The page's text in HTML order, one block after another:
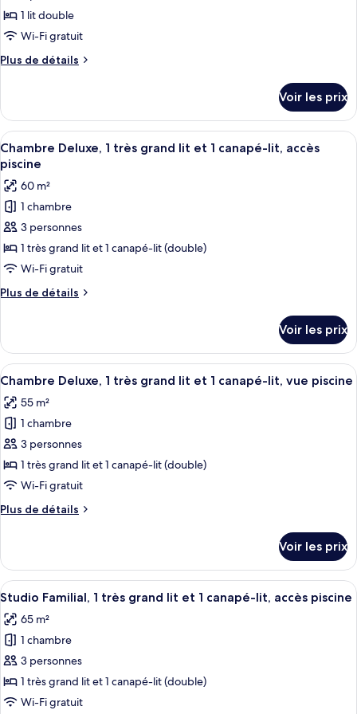
ce
type
chambre :
lit
double,
non-
fumeurs,
vue
piscine
1 lit double
Wi-Fi gratuit
Plus de détails
Plus
le
type
de
chambre
Suite
Familiale,
lit
double,
non-
vue
piscine
Voir les prix
Afficher
toutes
les
photos
pour
ce
type
de
chambre :
Chambre
1
très
grand
lit
et
canapé-
lit,
accès
piscine
Une chambre spacieuse avec un
9
Chambre Deluxe, 1 très grand lit et 1 canapé-lit, accès
piscine
60 m²
1 chambre
3 personnes
1 très grand lit et 1 canapé-lit (double)
Wi-Fi gratuit
Plus de détails
Plus
le
type
de
Chambre
Deluxe,
très
grand
lit
et
1
piscine
Voir les prix
Afficher
toutes
les
photos
pour
ce
type
chambre :
très
grand
lit
et
1
canapé-
lit,
Une chambre d’hôtel avec un
8
Chambre Deluxe, 1 très grand lit et 1 canapé-lit, vue piscine
55 m²
1 chambre
3 personnes
1 très grand lit et 1 canapé-lit (double)
Wi-Fi gratuit
Plus de détails
Plus
le
type
de
Chambre
Deluxe,
très
grand
lit
et
Voir les prix
Afficher
toutes
les
photos
pour
ce
type
Une chambre spacieuse avec un
6
Studio Familial, 1 très grand lit et 1 canapé-lit, accès piscine
65 m²
1 chambre
3 personnes
1 très grand lit et 1 canapé-lit (double)
Wi-Fi gratuit